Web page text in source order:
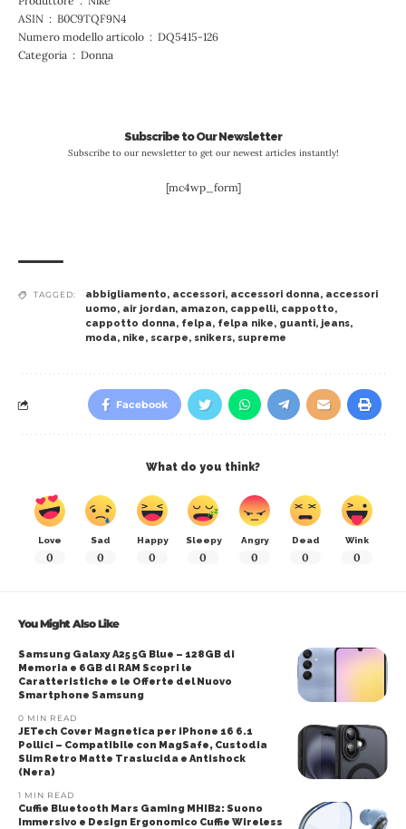
ASIN ‏ : ‎ B0C9TQF9N4
Numero modello articolo ‏ : ‎ DQ5415-126
Categoria ‏ : ‎ Donna
Subscribe to Our Newsletter
Subscribe to our newsletter to get our newest articles instantly!
[mc4wp_form]
TAGGED: abbigliamento, accessori, accessori donna, accessori
uomo, air jordan, amazon, cappelli, cappotto,
cappotto donna, felpa, felpa nike, guanti, jeans,
moda, nike, scarpe, snikers, supreme
Facebook
What do you think?
Love
0
Sad
0
Happy
0
Sleepy
0
Angry
0
Dead
0
Wink
0
You Might Also Like
Samsung Galaxy A25 5G Blue – 128GB di
Memoria e 6GB di RAM Scopri le
Caratteristiche e le Offerte del Nuovo
Smartphone Samsung
0 MIN READ
JETech Cover Magnetica per iPhone 16 6.1
Pollici – Compatibile con MagSafe, Custodia
Slim Retro Matte Traslucida e Antishock
(Nera)
1 MIN READ
Cuffie Bluetooth Mars Gaming MHIB2: Suono
Immersivo e Design Ergonomico Cuffie Wireless